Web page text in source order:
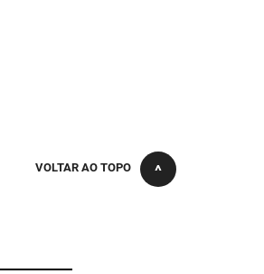
VOLTAR AO TOPO